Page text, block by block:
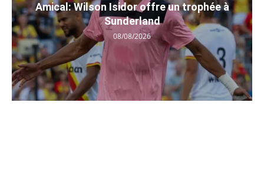
Amical: Wilson Isidor offre un trophée à
Sunderland
08/08/2026